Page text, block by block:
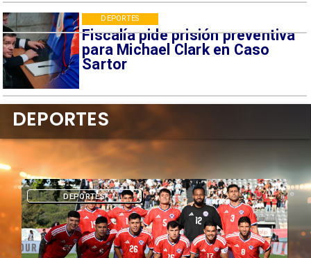
Fiscalía pide prisión preventiva
para Michael Clark en Caso
Sartor
DEPORTES
DEPORTES
DEPORTES